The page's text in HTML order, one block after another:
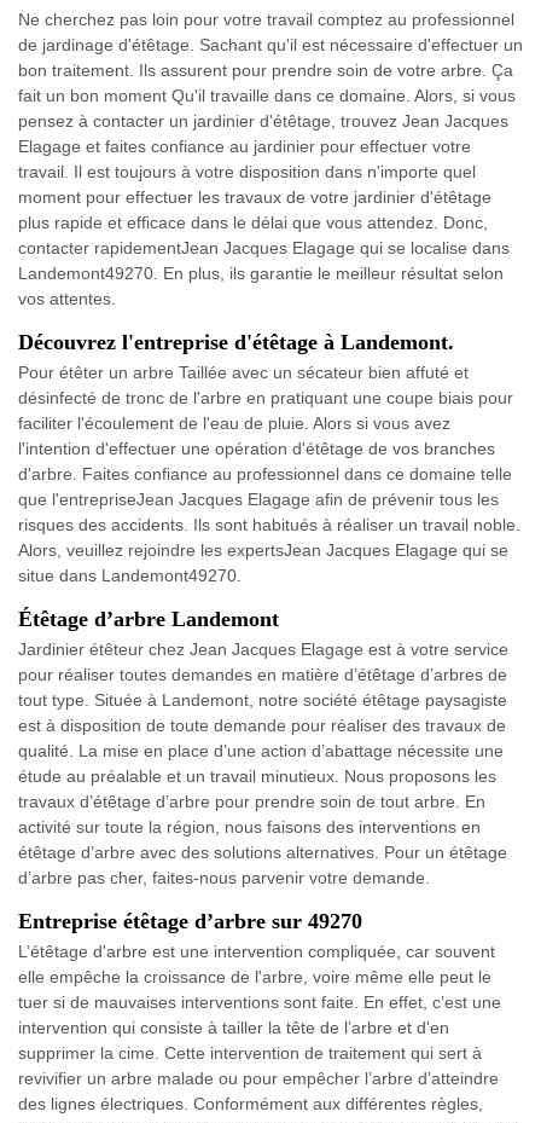
Ne cherchez pas loin pour votre travail comptez au professionnel
de jardinage d'étêtage. Sachant qu'il est nécessaire d'effectuer un
bon traitement. Ils assurent pour prendre soin de votre arbre. Ça
fait un bon moment Qu'il travaille dans ce domaine. Alors, si vous
pensez à contacter un jardinier d'étêtage, trouvez Jean Jacques
Elagage et faites confiance au jardinier pour effectuer votre
travail. Il est toujours à votre disposition dans n'importe quel
moment pour effectuer les travaux de votre jardinier d'étêtage
plus rapide et efficace dans le délai que vous attendez. Donc,
contacter rapidementJean Jacques Elagage qui se localise dans
Landemont49270. En plus, ils garantie le meilleur résultat selon
vos attentes.
Découvrez l'entreprise d'étêtage à Landemont.
Pour étêter un arbre Taillée avec un sécateur bien affuté et
désinfecté de tronc de l'arbre en pratiquant une coupe biais pour
faciliter l'écoulement de l'eau de pluie. Alors si vous avez
l'intention d'effectuer une opération d'étêtage de vos branches
d'arbre. Faites confiance au professionnel dans ce domaine telle
que l'entrepriseJean Jacques Elagage afin de prévenir tous les
risques des accidents. Ils sont habitués à réaliser un travail noble.
Alors, veuillez rejoindre les expertsJean Jacques Elagage qui se
situe dans Landemont49270.
Étêtage d’arbre Landemont
Jardinier étêteur chez Jean Jacques Elagage est à votre service
pour réaliser toutes demandes en matière d’étêtage d’arbres de
tout type. Située à Landemont, notre société étêtage paysagiste
est à disposition de toute demande pour réaliser des travaux de
qualité. La mise en place d’une action d’abattage nécessite une
étude au préalable et un travail minutieux. Nous proposons les
travaux d’étêtage d’arbre pour prendre soin de tout arbre. En
activité sur toute la région, nous faisons des interventions en
étêtage d’arbre avec des solutions alternatives. Pour un étêtage
d’arbre pas cher, faites-nous parvenir votre demande.
Entreprise étêtage d’arbre sur 49270
L’étêtage d'arbre est une intervention compliquée, car souvent
elle empêche la croissance de l'arbre, voire même elle peut le
tuer si de mauvaises interventions sont faite. En effet, c’est une
intervention qui consiste à tailler la tête de l’arbre et d'en
supprimer la cime. Cette intervention de traitement qui sert à
revivifier un arbre malade ou pour empêcher l’arbre d’atteindre
des lignes électriques. Conformément aux différentes règles,